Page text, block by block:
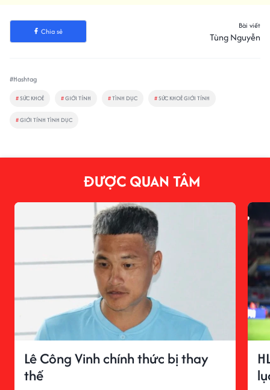
Chia sẻ
Bài viết
Tùng Nguyễn
#Hashtag
#SỨC KHOẺ #GIỚI TÍNH #TÌNH DỤC #SỨC KHOẺ GIỚI TÍNH
#GIỚI TÍNH TÌNH DỤC
ĐƯỢC QUAN TÂM
Lê Công Vinh chính thức bị thay
thế